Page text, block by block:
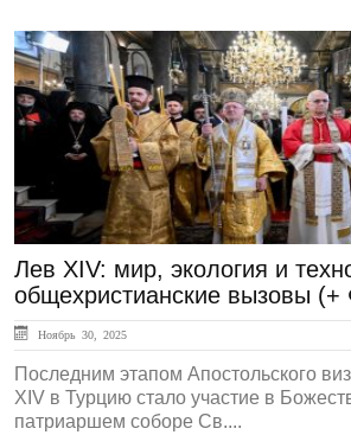
ЛЕНТА НОВОСТЕЙ
Лев XIV: мир, экология и
общехристианские вызовы
Ноябрь 30, 2025
Последним этапом Апостольского
XIV в Турцию стало участие в
патриаршем соборе Св....